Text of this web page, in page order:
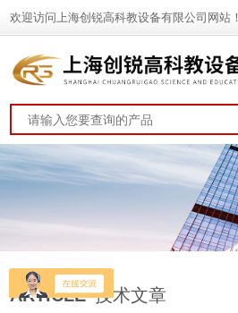
欢迎访问上海创锐高科教设备有限公司网站！
ARTICLE 技术文章